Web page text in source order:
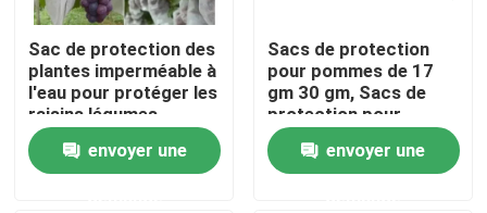
Produits
À propos de nous
Sac de protection des
plantes imperméable à
l'eau pour protéger les
raisins légumes
pratiques
envoyer une
Sacs de protection
pour pommes de 17
gm 30 gm, Sacs de
protection pour
arbres fruitiers
résistants aux
intempéries
envoyer une